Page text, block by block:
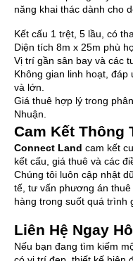
năng khai thác dành cho
Kết cấu 1 trệt, 5 lầu, có
Diện tích 8m x 25m phù
Vị trí gần sân bay và các
Không gian linh hoạt,
và lớn.
Giá thuê hợp lý trong
Nhuận.
Cam Kết Thông
Connect Land cam kết
kết cấu, giá thuê và các
Chúng tôi luôn cập nhật
tế, tư vấn phương án
hàng trong suốt quá trình
Liên Hệ Ngay
Nếu bạn đang tìm kiếm